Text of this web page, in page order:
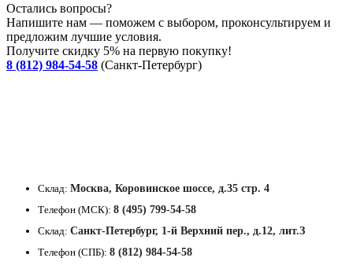
Остались вопросы?
Напишите нам — поможем с выбором, проконсультируем и
предложим лучшие условия.
Получите скидку 5% на первую покупку!
8 (812) 984-54-58 (Санкт-Петербург)
Склад: Москва, Коровинское шоссе, д.35 стр. 4
Телефон (МСК): 8 (495) 799-54-58
Склад: Санкт-Петербург, 1-й Верхний пер., д.12, лит.З
Телефон (СПБ): 8 (812) 984-54-58